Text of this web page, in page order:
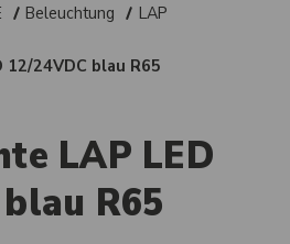
Beleuchtung
LAP
12/24VDC blau R65
LAP LED
R65